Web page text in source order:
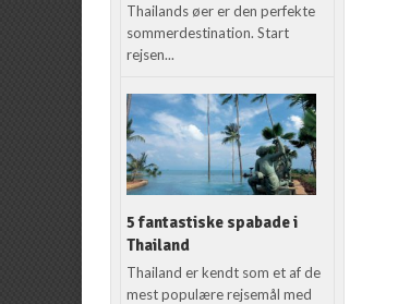
Thailands øer er den perfekte
sommerdestination. Start
rejsen...
5 fantastiske spabade i
Thailand
Thailand er kendt som et af de
mest populære rejsemål med